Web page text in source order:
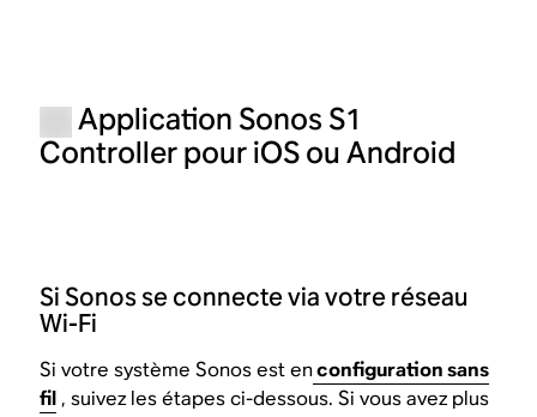
Application Sonos S1
Controller pour iOS ou Android
Si Sonos se connecte via votre réseau
Wi-Fi
Si votre système Sonos est enconfiguration sans
fil, suivez les étapes ci-dessous. Si vous avez plus